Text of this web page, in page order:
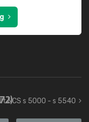
NCS s 5000 - s 5540